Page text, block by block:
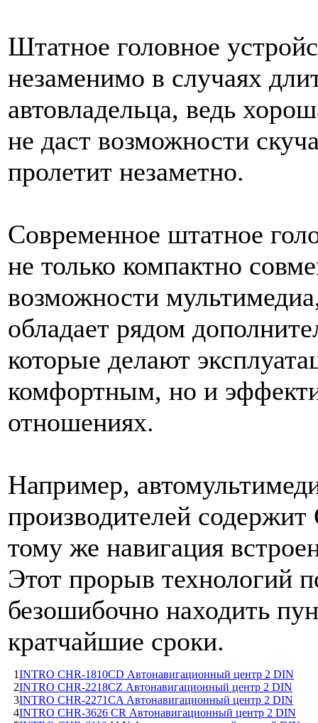
Штатное головное
незаменимо в случаях
автовладельца, ведь
не даст возможности
пролетит незаметно.
Современное штатное
не только компактно
возможности
обладает рядом
которые делают
комфортным, но и
отношениях.
Например,
производителей содержит
тому же навигация
Этот прорыв технологий
безошибочно находить
кратчайшие сроки.
1INTRO CHR-1810CD Автонавигационный центр 2 DIN
2INTRO CHR-2218CZ Автонавигационный центр 2 DIN
3INTRO CHR-2271CA Автонавигационный центр 2 DIN
4INTRO CHR-3626 CR Автонавигационный центр 2 DIN